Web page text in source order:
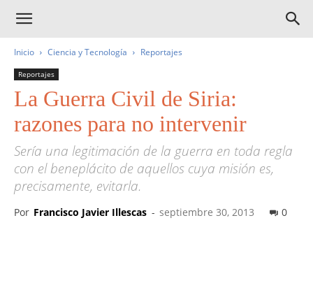
Inicio Ciencia y Tecnología Reportajes
Reportajes
La Guerra Civil de Siria:
razones para no intervenir
Sería una legitimación de la guerra en toda regla
con el beneplácito de aquellos cuya misión es,
precisamente, evitarla.
Por Francisco Javier Illescas - septiembre 30, 2013 0